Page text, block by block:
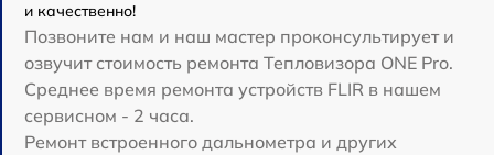
и качественно!
Позвоните нам и наш мастер проконсультирует и
озвучит стоимость ремонта Тепловизора ONE Pro.
Среднее время ремонта устройств FLIR в нашем
сервисном - 2 часа.
Ремонт встроенного дальнометра и других